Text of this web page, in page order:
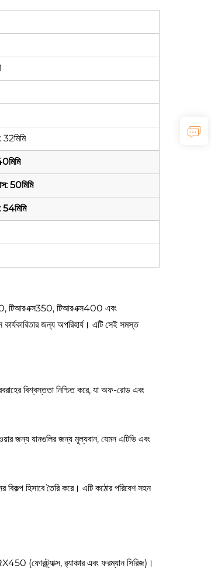
50মিমি
54মিমি
টিআরএক্স350, টিআরএক্স400 এবং
কার্যকারিতার জন্য অপরিহার্য। এটি সেই সমস্ত
বিশ্বস্ততা নিশ্চিত করে, যা অফ-রোড এবং
জন্য যানগুলির জন্য মূল্যবান, যেমন এটিভি এবং
হিসাবে তৈরি করে। এটি কঠোর পরিবেশ সহন
(ফোরট্র্যাক্স, র‍্যাঞ্চার এবং ফরম্যান সিরিজ)।